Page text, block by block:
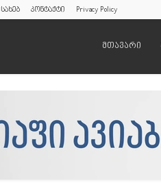
კონტაქტი Privacy Policy
მთავარი